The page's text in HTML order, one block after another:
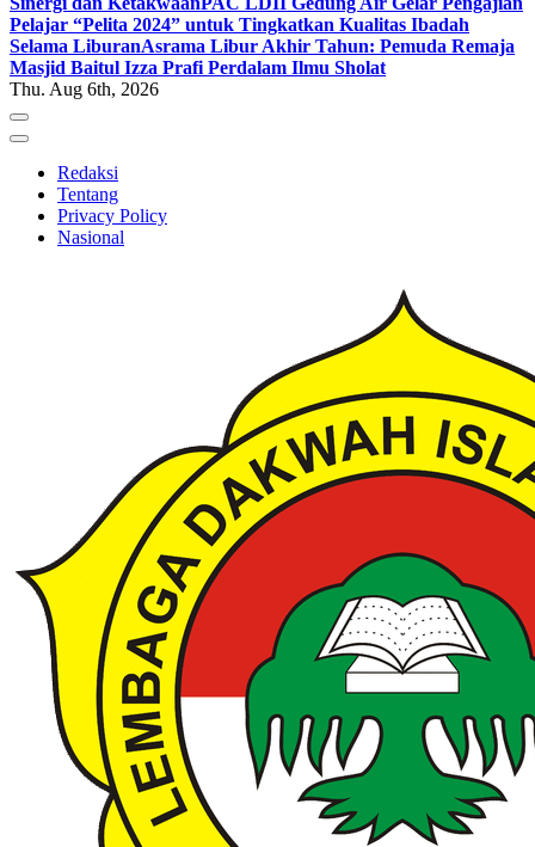
Pelajar “Pelita 2024” untuk Tingkatkan Kualitas Ibadah
Selama LiburanAsrama Libur Akhir Tahun: Pemuda Remaja
Masjid Baitul Izza Prafi Perdalam Ilmu Sholat
Thu. Aug 6th, 2026
Redaksi
Tentang
Privacy Policy
Nasional